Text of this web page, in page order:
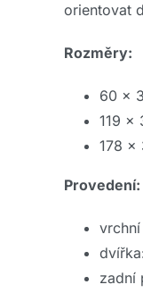
orientovat
Rozměry:
60 x
119 x
178 x
Provedení:
zadní